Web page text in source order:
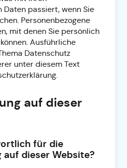
Daten passiert, wenn Sie
Personenbezogene
mit denen Sie persönlich
Ausführliche
Datenschutz
unter diesem Text
auf dieser
für die
dieser Website?